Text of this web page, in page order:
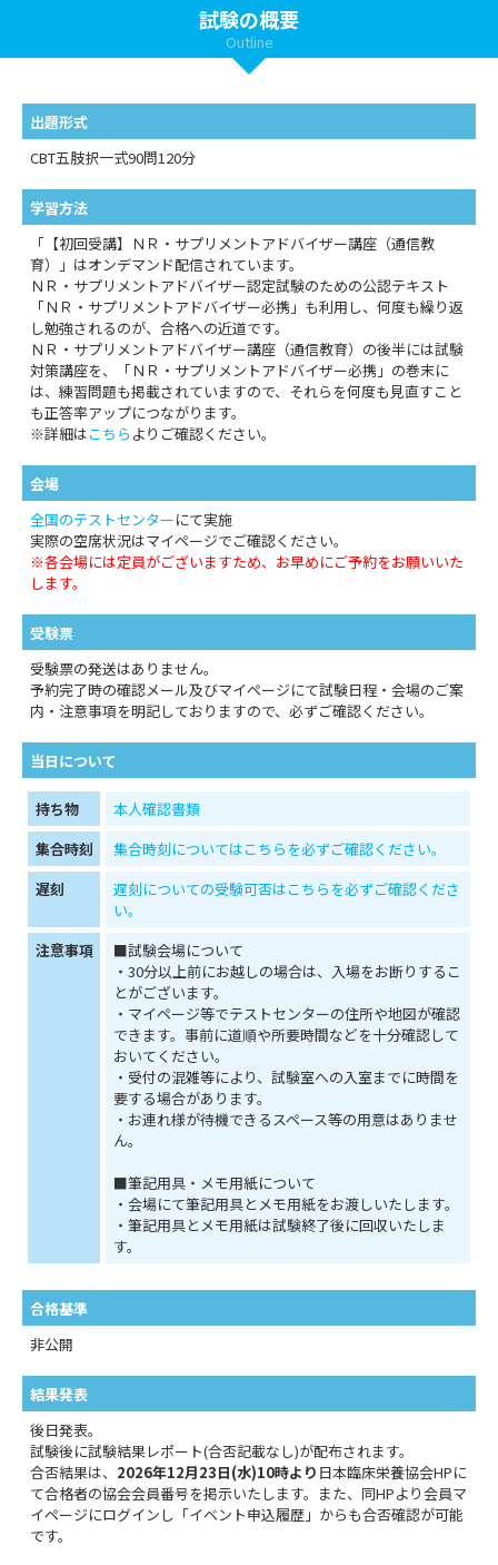
試験の概要
Outline
出題形式
CBT五肢択一式90問120分
学習方法
「【初回受講】ＮＲ・サプリメントアドバイザー講座（通信教
育）」はオンデマンド配信されています。
ＮＲ・サプリメントアドバイザー認定試験のための公認テキスト
「ＮＲ・サプリメントアドバイザー必携」も利用し、何度も繰り返
し勉強されるのが、合格への近道です。
ＮＲ・サプリメントアドバイザー講座（通信教育）の後半には試験
対策講座を、「ＮＲ・サプリメントアドバイザー必携」の巻末に
は、練習問題も掲載されていますので、それらを何度も見直すこと
も正答率アップにつながります。
※詳細はこちら よりご確認ください。
会場
全国のテストセンターにて実施
実際の空席状況はマイページでご確認ください。
※各会場には定員がございますため、お早めにご予約をお願いいた
します。
受験票
受験票の発送はありません。
予約完了時の確認メール及びマイページにて試験日程・会場のご案
内・注意事項を明記しておりますので、必ずご確認ください。
当日について
持ち物
本人確認書類
集合時刻
集合時刻についてはこちらを必ずご確認ください。
遅刻
遅刻についての受験可否はこちらを必ずご確認くださ
い。
注意事項
■試験会場について
・30分以上前にお越しの場合は、入場をお断りするこ
とがございます。
・マイページ等でテストセンターの住所や地図が確認
できます。事前に道順や所要時間などを十分確認して
おいてください。
・受付の混雑等により、試験室への入室までに時間を
要する場合があります。
・お連れ様が待機できるスペース等の用意はありませ
ん。
■筆記用具・メモ用紙について
・会場にて筆記用具とメモ用紙をお渡しいたします。
・筆記用具とメモ用紙は試験終了後に回収いたしま
す。
合格基準
非公開
結果発表
後日発表。
試験後に試験結果レポート(合否記載なし)が配布されます。
合否結果は、 2026年12月23日(水)10時より 日本臨床栄養協会HPに
て合格者の協会会員番号を掲示いたします。また、同HPより会員マ
イページにログインし「イベント申込履歴」からも合否確認が可能
です。